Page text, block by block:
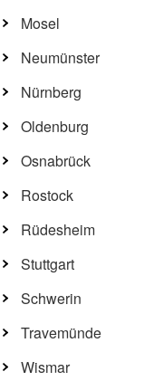
Mosel
Neumünster
Nürnberg
Oldenburg
Osnabrück
Rostock
Rüdesheim
Stuttgart
Schwerin
Travemünde
Wismar